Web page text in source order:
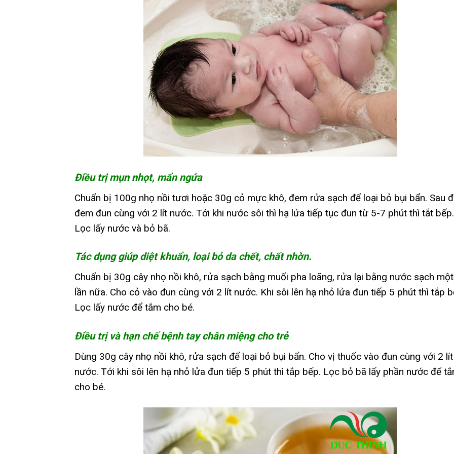
Điều trị mụn nhọt, mẩn ngứa
Chuẩn bị 100g nhọ nồi tươi hoặc 30g cỏ mực khô, đem rửa sạch để loại bỏ bụi bẩn. Sau
đem đun cùng với 2 lít nước. Tới khi nước sôi thì hạ lửa tiếp tục đun từ 5-7 phút thì tắt bếp.
Lọc lấy nước và bỏ bã.
Tác dụng giúp diệt khuẩn, loại bỏ da chết, chất nhờn.
Chuẩn bị 30g cây nhọ nồi khô, rửa sạch bằng muối pha loãng, rửa lại bằng nước sạch một
lần nữa. Cho cỏ vào đun cùng với 2 lít nước. Khi sôi lên hạ nhỏ lửa đun tiếp 5 phút thì tắp
Lọc lấy nước để tắm cho bé.
Điều trị và hạn chế bệnh tay chân miệng cho trẻ
Dùng 30g cây nhọ nồi khô, rửa sạch để loại bỏ bụi bẩn. Cho vị thuốc vào đun cùng với 2 lít
nước. Tới khi sôi lên hạ nhỏ lửa đun tiếp 5 phút thì tắp bếp. Lọc bỏ bã lấy phần nước để
cho bé.